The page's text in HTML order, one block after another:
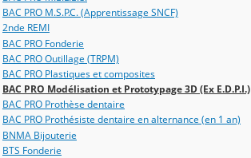
BAC PRO M.S.P.C. (Apprentissage SNCF)
2nde REMI
BAC PRO Fonderie
BAC PRO Outillage (TRPM)
BAC PRO Plastiques et composites
BAC PRO Modélisation et Prototypage 3D (Ex E.D.P.I.)
BAC PRO Prothèse dentaire
BAC PRO Prothésiste dentaire en alternance (en 1 an)
BNMA Bijouterie
BTS Fonderie